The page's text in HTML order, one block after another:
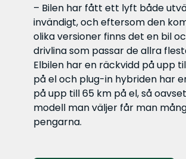
– Bilen har fått ett lyft både
invändigt, och eftersom den
olika versioner finns det en bil
drivlina som passar de allra
Elbilen har en räckvidd på upp
på el och plug-in hybriden har
på upp till 65 km på el, så
modell man väljer får man
pengarna.